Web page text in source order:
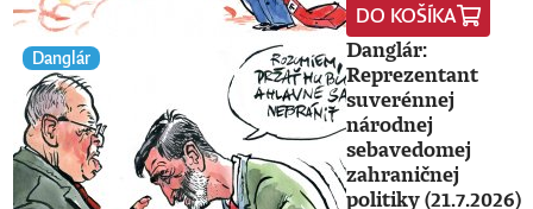
DO KOŠÍKA
Danglár
Danglár:
Reprezentant
suverénnej
národnej
sebavedomej
zahraničnej
politiky (21.7.2026)